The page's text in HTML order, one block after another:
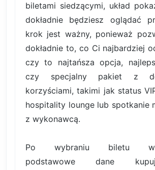
biletami siedzącymi, układ
dokładnie będziesz oglądać
krok jest ważny, ponieważ
dokładnie to, co Ci najbardziej
czy to najtańsza opcja,
czy specjalny pakiet z
korzyściami, takimi jak status
hospitality lounge lub spotkanie
z wykonawcą.
Po wybraniu biletu
podstawowe dane